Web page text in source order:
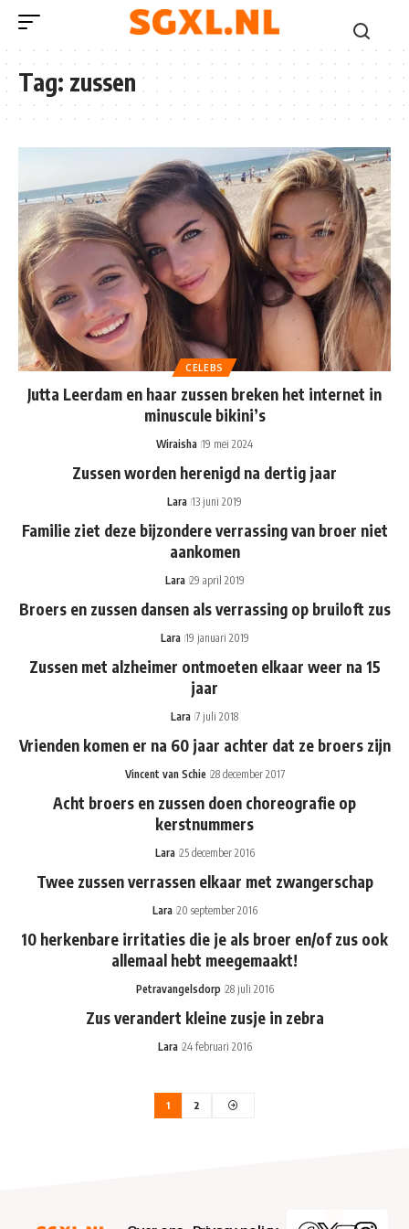
Tag: zussen
CELEBS
Jutta Leerdam en haar zussen breken het internet in
minuscule bikini’s
Wiraisha 19 mei 2024
Zussen worden herenigd na dertig jaar
Lara 13 juni 2019
Familie ziet deze bijzondere verrassing van broer niet
aankomen
Lara 29 april 2019
Broers en zussen dansen als verrassing op bruiloft zus
Lara 19 januari 2019
Zussen met alzheimer ontmoeten elkaar weer na 15
jaar
Lara 7 juli 2018
Vrienden komen er na 60 jaar achter dat ze broers zijn
Vincent van Schie 28 december 2017
Acht broers en zussen doen choreografie op
kerstnummers
Lara 25 december 2016
Twee zussen verrassen elkaar met zwangerschap
Lara 20 september 2016
10 herkenbare irritaties die je als broer en/of zus ook
allemaal hebt meegemaakt!
Petravangelsdorp 28 juli 2016
Zus verandert kleine zusje in zebra
Lara 24 februari 2016
1 2